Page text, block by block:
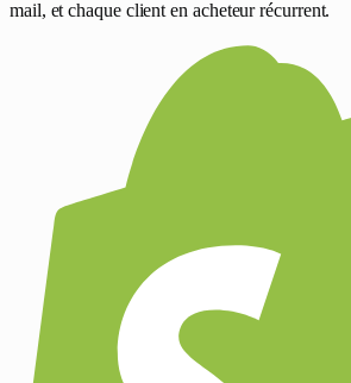
mail, et chaque client en acheteur récurrent.